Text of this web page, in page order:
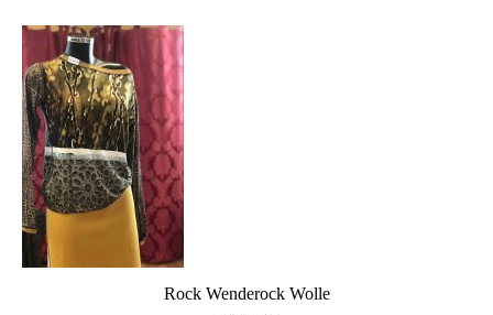
Rock Wenderock Wolle